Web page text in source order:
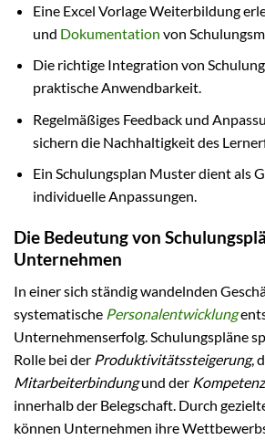
Eine Excel Vorlage Weiterbildung
und Dokumentation von
Die richtige Integration von
praktische Anwendbarkeit.
Regelmäßiges Feedback und
sichern die Nachhaltigkeit des
Ein Schulungsplan Muster dient als
individuelle Anpassungen.
Die Bedeutung von
Unternehmen
In einer sich ständig wandelnden
systematische Personalentwicklung
Unternehmenserfolg. Schulungspläne
Rolle bei der Produktivitätssteigerung,
Mitarbeiterbindungund der
innerhalb der Belegschaft. Durch
können Unternehmen ihre